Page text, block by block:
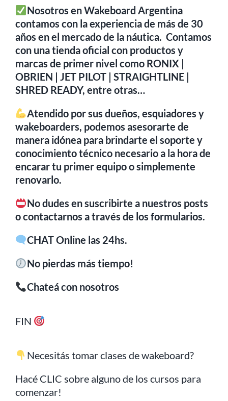
Nosotros en Wakeboard Argentina
contamos con la experiencia de más de 30
años en el mercado de la náutica. Contamos
con una tienda oficial con productos y
marcas de primer nivel como RONIX |
OBRIEN | JET PILOT | STRAIGHTLINE |
SHRED READY, entre otras…
Atendido por sus dueños, esquiadores y
wakeboarders, podemos asesorarte de
manera idónea para brindarte el soporte y
conocimiento técnico necesario a la hora de
encarar tu primer equipo o simplemente
renovarlo.
No dudes en suscribirte a nuestros posts
o contactarnos a través de los formularios.
CHAT Online las 24hs.
No pierdas más tiempo!
Chateá con nosotros
FIN
Necesitás tomar clases de wakeboard?
Hacé CLIC sobre alguno de los cursos para
comenzar!